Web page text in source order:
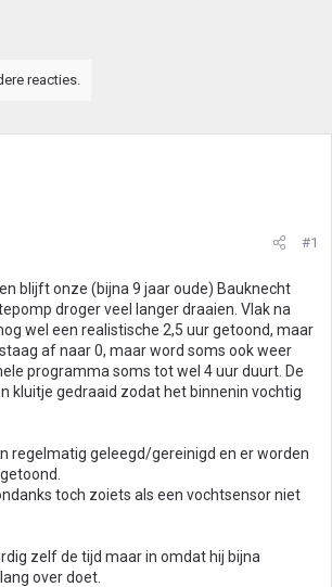
reacties.
#1
blijft onze (bijna 9 jaar oude) Bauknecht
droger veel langer draaien. Vlak na
wel een realistische 2,5 uur getoond, maar
af naar 0, maar word soms ook weer
programma soms tot wel 4 uur duurt. De
kluitje gedraaid zodat het binnenin vochtig
regelmatig geleegd/gereinigd en er worden
toch zoiets als een vochtsensor niet
zelf de tijd maar in omdat hij bijna
over doet.